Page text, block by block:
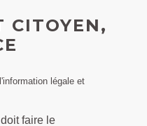
CITOYEN,
légale et
faire le